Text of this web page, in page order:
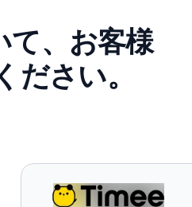
て、お客様
ださい。